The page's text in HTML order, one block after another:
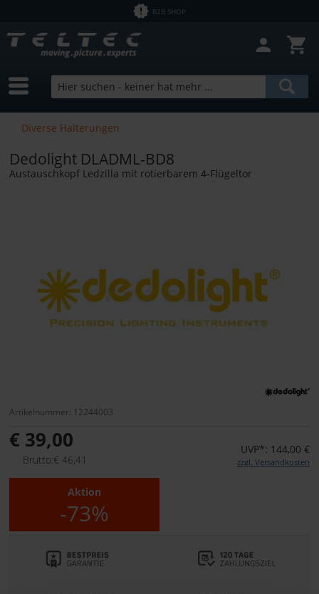
B2B SHOP
Diverse Halterungen
Dedolight DLADML-BD8
Austauschkopf Ledzilla mit rotierbarem 4-Flügeltor
Artikelnummer: 12244003
€ 39,00
Brutto:€ 46,41
UVP*: 144,00 €
zzgl. Versandkosten
Aktion
-73%